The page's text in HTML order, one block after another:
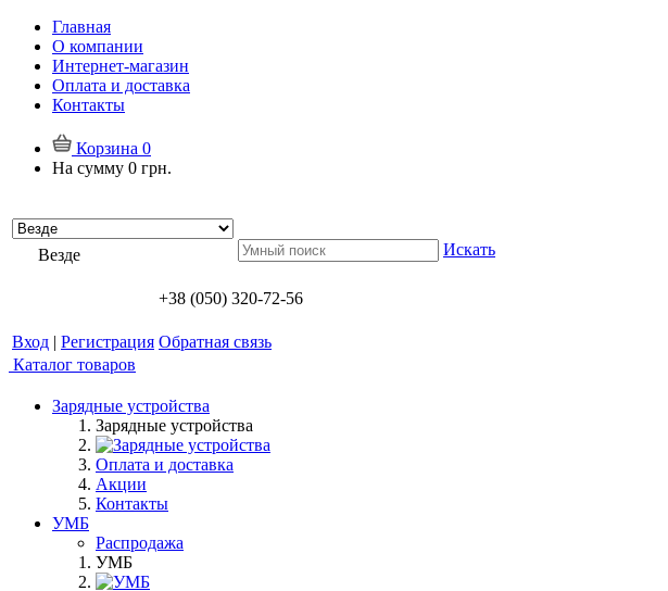
Главная
О компании
Интернет-магазин
Оплата и доставка
Контакты
Корзина 0
На сумму 0 грн.
Везде Искать
+38 (050) 320-72-56
Вход | Регистрация Обратная связь
Каталог товаров
Зарядные устройства
Зарядные устройства
Оплата и доставка
Акции
Контакты
УМБ
Распродажа
УМБ